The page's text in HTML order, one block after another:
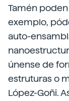
Tamén
exemplo,
auto-
únense de
estruturas o
López-Goñi.